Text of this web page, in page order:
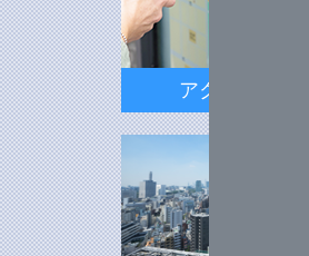
アクセスマップ